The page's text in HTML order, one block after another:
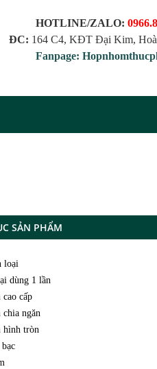
HOTLINE/ZALO:
ĐC: 164 C4, KĐT Đại Kim,
Fanpage:
SẢN PHẨM
loại
dùng 1 lần
cấp
ngăn
hình tròn